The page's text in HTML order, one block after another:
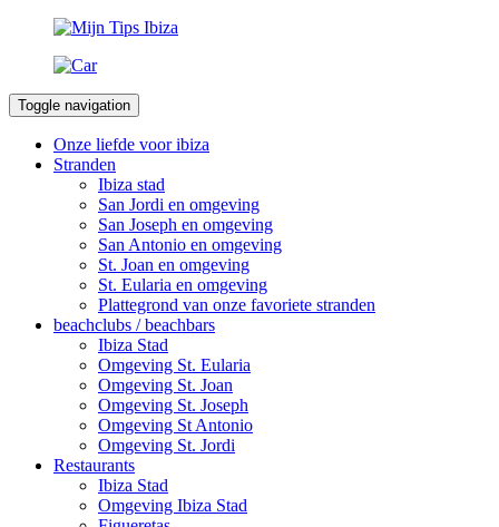
Toggle navigation
Onze liefde voor ibiza
Stranden
Ibiza stad
San Jordi en omgeving
San Joseph en omgeving
San Antonio en omgeving
St. Joan en omgeving
St. Eularia en omgeving
Plattegrond van onze favoriete stranden
beachclubs / beachbars
Ibiza Stad
Omgeving St. Eularia
Omgeving St. Joan
Omgeving St. Joseph
Omgeving St Antonio
Omgeving St. Jordi
Restaurants
Ibiza Stad
Omgeving Ibiza Stad